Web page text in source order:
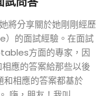
分享關於她剛剛經歷
）的面試經驗。在面試
方面的專家，因
應的答案給那些以後
和相應的答案都基於